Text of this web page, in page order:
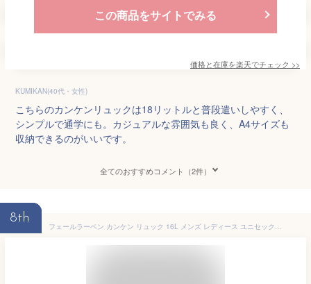
この商品をサイトでみる
価格と在庫を楽天でチェック >>
KUMIKAN(40代・女性)
こちらのカンケンリュックは18リットルと普段遣いしやすく、
シンプルで通学にも。カジュアルな雰囲気も良く、A4サイズも
収納できるのがいいです。
全てのおすすめコメント（2件）
8th
フェールラーベン カンケン リュック 16L メンズ レディース ユニセックス 女性 女の子 バッグ バックパック カバン リュックサック デイバッグ ハンドバッグ 旅行 お出かけ 通学 通勤 学生 大学生 おしゃれ 軽い Fjllrven Fjallraven Kanken 23510